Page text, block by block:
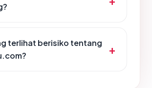
terlihat berisiko tentang